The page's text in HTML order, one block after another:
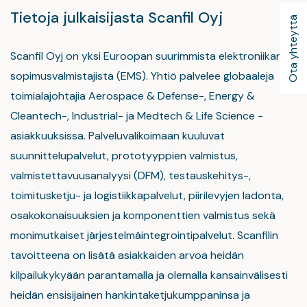
Ota yhteyttä
Tietoja julkaisijasta Scanfil Oyj
Scanfil Oyj on yksi Euroopan suurimmista elektroniikan
sopimusvalmistajista (EMS). Yhtiö palvelee globaaleja
toimialajohtajia Aerospace & Defense-, Energy &
Cleantech-, Industrial- ja Medtech & Life Science -
asiakkuuksissa. Palveluvalikoimaan kuuluvat
suunnittelupalvelut, prototyyppien valmistus,
valmistettavuusanalyysi (DFM), testauskehitys-,
toimitusketju- ja logistiikkapalvelut, piirilevyjen ladonta,
osakokonaisuuksien ja komponenttien valmistus sekä
monimutkaiset järjestelmäintegrointipalvelut. Scanfilin
tavoitteena on lisätä asiakkaiden arvoa heidän
kilpailukykyään parantamalla ja olemalla kansainvälisesti
heidän ensisijainen hankintaketjukumppaninsa ja